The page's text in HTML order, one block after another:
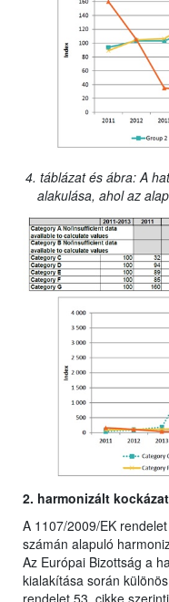
4. táblázat és ábra: A
alakulása, ahol az
2. harmonizált
A 1107/2009/EK
számán alapuló
Az Európai Bizottság a
kialakítása során